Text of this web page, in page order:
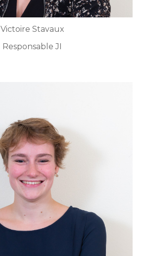
Victoire Stavaux
Responsable JI